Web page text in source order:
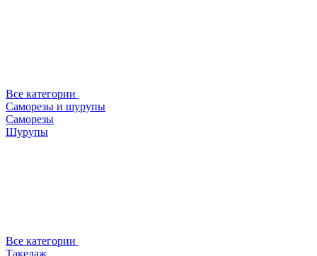
Все категории
Саморезы и шурупы
Саморезы
Шурупы
Все категории
Такелаж